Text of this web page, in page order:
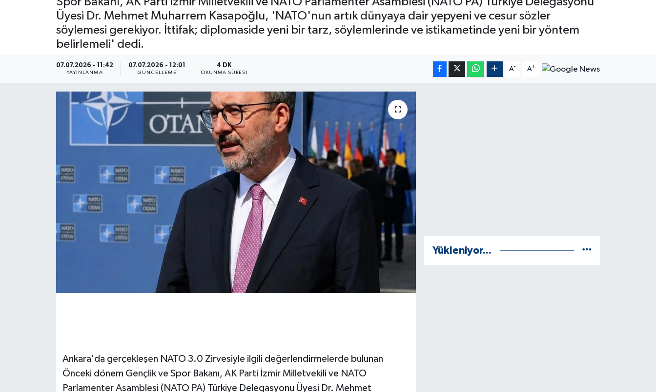
Üyesi Dr. Mehmet Muharrem Kasapoğlu, 'NATO'nun artık dünyaya dair yepyeni ve cesur sözler
söylemesi gerekiyor. İttifak; diplomaside yeni bir tarz, söylemlerinde ve istikametinde yeni bir yöntem
belirlemeli' dedi.
07.07.2026 - 11:42
YAYINLANMA
07.07.2026 - 12:01
GÜNCELLEME
4 DK
OKUNMA SÜRESI
A- A+
Ankara'da gerçekleşen NATO 3.0 Zirvesiyle ilgili değerlendirmelerde bulunan
Önceki dönem Gençlik ve Spor Bakanı, AK Parti İzmir Milletvekili ve NATO
Parlamenter Asamblesi (NATO PA) Türkiye Delegasyonu Üyesi Dr. Mehmet
Yükleniyor...
Dış Haberler
EĞİTİM
English News
Jandarma